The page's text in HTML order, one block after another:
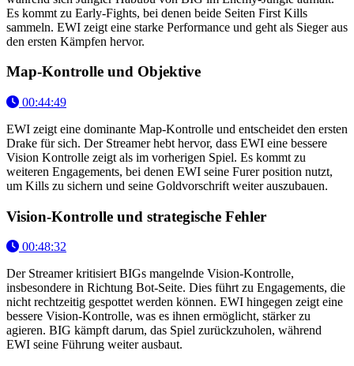
Es kommt zu Early-Fights, bei denen beide Seiten First Kills
sammeln. EWI zeigt eine starke Performance und geht als Sieger aus
den ersten Kämpfen hervor.
Map-Kontrolle und Objektive
00:44:49
EWI zeigt eine dominante Map-Kontrolle und entscheidet den ersten
Drake für sich. Der Streamer hebt hervor, dass EWI eine bessere
Vision Kontrolle zeigt als im vorherigen Spiel. Es kommt zu
weiteren Engagements, bei denen EWI seine Furer position nutzt,
um Kills zu sichern und seine Goldvorschrift weiter auszubauen.
Vision-Kontrolle und strategische Fehler
00:48:32
Der Streamer kritisiert BIGs mangelnde Vision-Kontrolle,
insbesondere in Richtung Bot-Seite. Dies führt zu Engagements, die
nicht rechtzeitig gespottet werden können. EWI hingegen zeigt eine
bessere Vision-Kontrolle, was es ihnen ermöglicht, stärker zu
agieren. BIG kämpft darum, das Spiel zurückzuholen, während
EWI seine Führung weiter ausbaut.